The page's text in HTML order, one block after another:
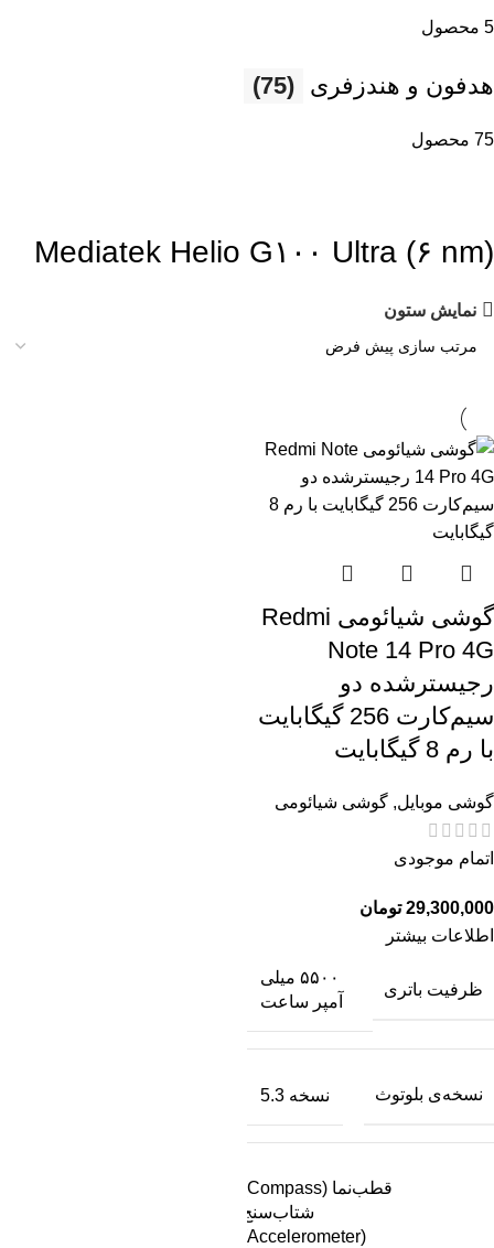
5 محصول
هدفون و هندزفری (75)
75 محصول
Mediatek Helio G۱۰۰ Ultra (۶ nm)
نمایش ستون
گوشی شیائومی Redmi
Note 14 Pro 4G
رجیستر‌شده دو
سیم‌کارت 256 گیگابایت
با رم 8 گیگابایت
گوشی موبایل, گوشی شیائومی
اتمام موجودی
تومان
اطلاعات بیشتر
ظرفیت باتری
۵۵۰۰ میلی
آمپر ساعت
نسخه‌ی بلوتوث نسخه 5.3
شتاب‌سنج